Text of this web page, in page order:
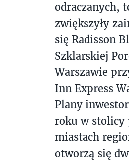
odraczanych,
zwiększyły
się Radisson
Szklarskiej
Warszawie
Inn Express
Plany
roku w stolicy
miastach
otworzą się